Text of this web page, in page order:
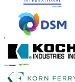
AMOSTRA
Subscrever boletim
Confie on-line